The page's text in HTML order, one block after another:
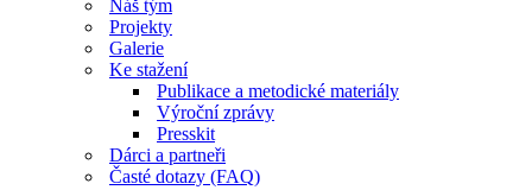
Náš tým
Projekty
Galerie
Ke stažení
Publikace a metodické materiály
Výroční zprávy
Presskit
Dárci a partneři
Časté dotazy (FAQ)